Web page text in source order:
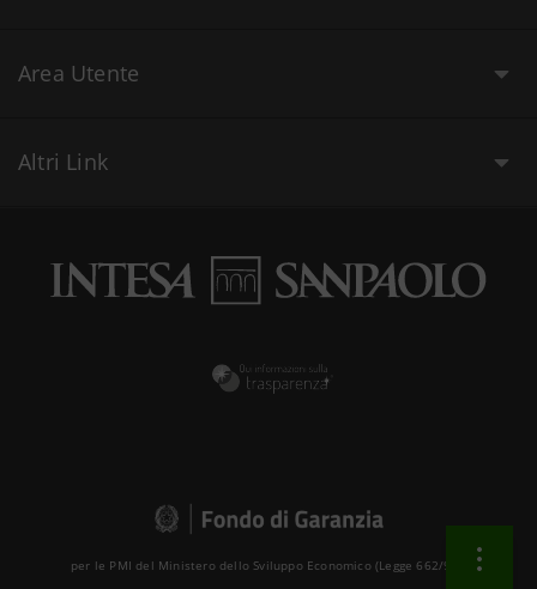
Area Utente
Altri Link
per le PMI del Ministero dello Sviluppo Economico (Legge 662/96 )